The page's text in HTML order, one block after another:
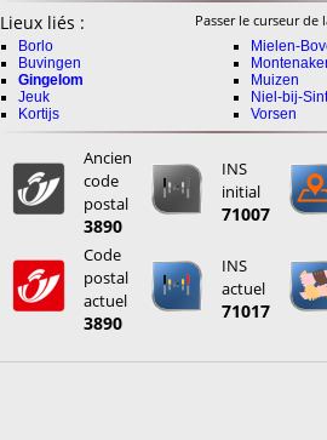
Lieux liés : Passer le curseur
Borlo
Buvingen
Gingelom
Jeuk
Kortijs
Mielen-
Muizen
Niel-bij-
Vorsen
Ancien
code
postal
3890
INS
initial
71007
Code
postal
actuel
3890
INS
actuel
71017